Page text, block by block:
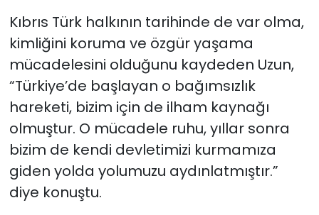
Kıbrıs Türk halkının tarihinde de var olma,
kimliğini koruma ve özgür yaşama
mücadelesini olduğunu kaydeden Uzun,
“Türkiye’de başlayan o bağımsızlık
hareketi, bizim için de ilham kaynağı
olmuştur. O mücadele ruhu, yıllar sonra
bizim de kendi devletimizi kurmamıza
giden yolda yolumuzu aydınlatmıştır.”
diye konuştu.